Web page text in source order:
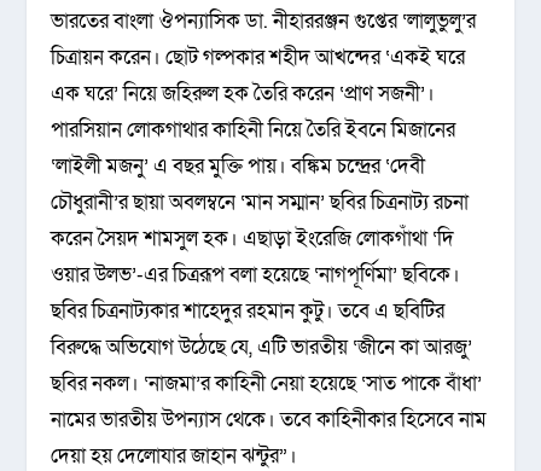
ভারতের বাংলা ঔপন্যাসিক ডা. নীহাররঞ্জন গুপ্তের ‌‘লালুভুলু’র
চিত্রায়ন করেন। ছোট গল্পকার শহীদ আখন্দের ‘একই ঘরে
এক ঘরে’ নিয়ে জহিরুল হক তৈরি করেন ‘প্রাণ সজনী’।
পারসিয়ান লোকগাথার কাহিনী নিয়ে তৈরি ইবনে মিজানের
‘লাইলী মজনু’ এ বছর মুক্তি পায়। বঙ্কিম চন্দ্রের ‘দেবী
চৌধুরানী’র ছায়া অবলম্বনে ‘মান সম্মান’ ছবির চিত্রনাট্য রচনা
করেন সৈয়দ শামসুল হক। এছাড়া ইংরেজি লোকগাঁথা ‘দি
ওয়ার উলভ’-এর চিত্ররূপ বলা হয়েছে ‘নাগপূর্ণিমা’ ছবিকে।
ছবির চিত্রনাট্যকার শাহেদুর রহমান কুটু। তবে এ ছবিটির
বিরুদ্ধে অভিযোগ উঠেছে যে, এটি ভারতীয় ‘জীনে কা আরজু’
ছবির নকল। ‘নাজমা’র কাহিনী নেয়া হয়েছে ‘সাত পাকে বাঁধা’
নামের ভারতীয় উপন্যাস থেকে। তবে কাহিনীকার হিসেবে নাম
দেয়া হয় দেলোযার জাহান ঝন্টুর”।